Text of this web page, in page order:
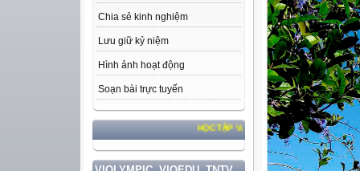
Chia sẻ kinh nghiệm
Lưu giữ kỷ niệm
Hình ảnh hoạt động
Soạn bài trực tuyến
HỌC TẬP VÀ LÀM THEO TƯ TƯỞNG, ĐẠO ĐỨC, PHONG